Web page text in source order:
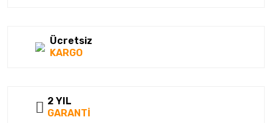
Ücretsiz
KARGO
2 YIL
GARANTİ